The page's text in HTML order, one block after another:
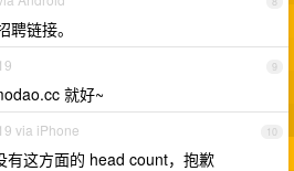
聘链接。
9
就好~
10
via iPhone
有这方面的 head count，抱歉